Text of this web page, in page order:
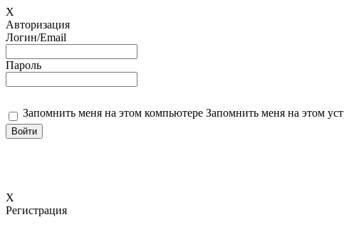
X
Авторизация
Логин/Email
Пароль
Запомнить меня на этом компьютере Запомнить меня на этом
X
Регистрация